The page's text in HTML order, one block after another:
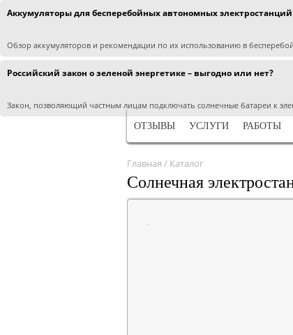
Аккумуляторы для бесперебойных автономных электростанций
Обзор аккумуляторов и рекомендации по их использованию в
Российский закон о зеленой энергетике – выгодно или нет?
Закон, позволяющий частным лицам подключать солнечные батареи к
ОТЗЫВЫ
УСЛУГИ РАБОТЫ
Главная / Каталог
Солнечная